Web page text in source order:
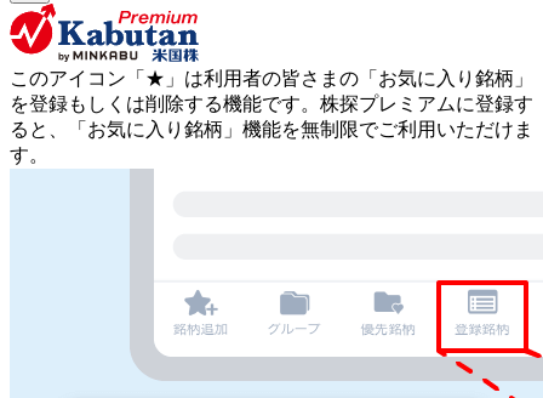
このアイコン 「★」 は利用者の皆さまの 「お気に入り銘柄」
を登録もしくは削除する機能です。 株探プレミアムに登録す
ると、「お気に入り銘柄」機能を無制限でご利用いただけま
す。